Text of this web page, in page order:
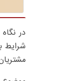
در
شرایط